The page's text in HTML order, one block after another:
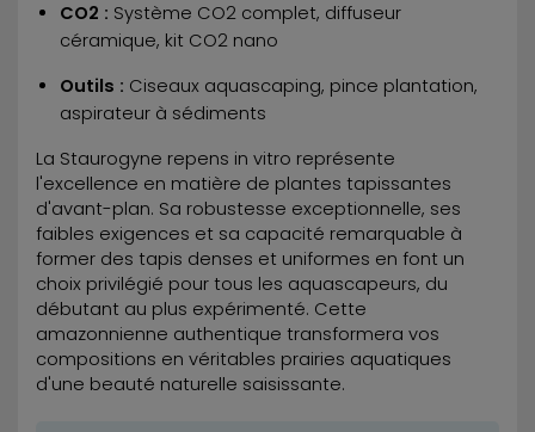
CO2 : Système CO2 complet, diffuseur
céramique, kit CO2 nano
Outils : Ciseaux aquascaping, pince plantation,
aspirateur à sédiments
La Staurogyne repens in vitro représente
l'excellence en matière de plantes tapissantes
d'avant-plan. Sa robustesse exceptionnelle, ses
faibles exigences et sa capacité remarquable à
former des tapis denses et uniformes en font un
choix privilégié pour tous les aquascapeurs, du
débutant au plus expérimenté. Cette
amazonnienne authentique transformera vos
compositions en véritables prairies aquatiques
d'une beauté naturelle saisissante.